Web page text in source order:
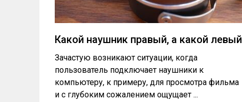
Какой наушник правый, а какой левый
Зачастую возникают ситуации, когда
пользователь подключает наушники к
компьютеру, к примеру, для просмотра фильма
и с глубоким сожалением ощущает ...